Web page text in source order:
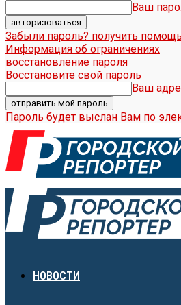
Ваш
Забыли пароль? получить помощь
Информация об ограничениях
восстановление пароля
Восстановите свой пароль
Ваш
Пароль будет выслан Вам по
НОВОСТИ